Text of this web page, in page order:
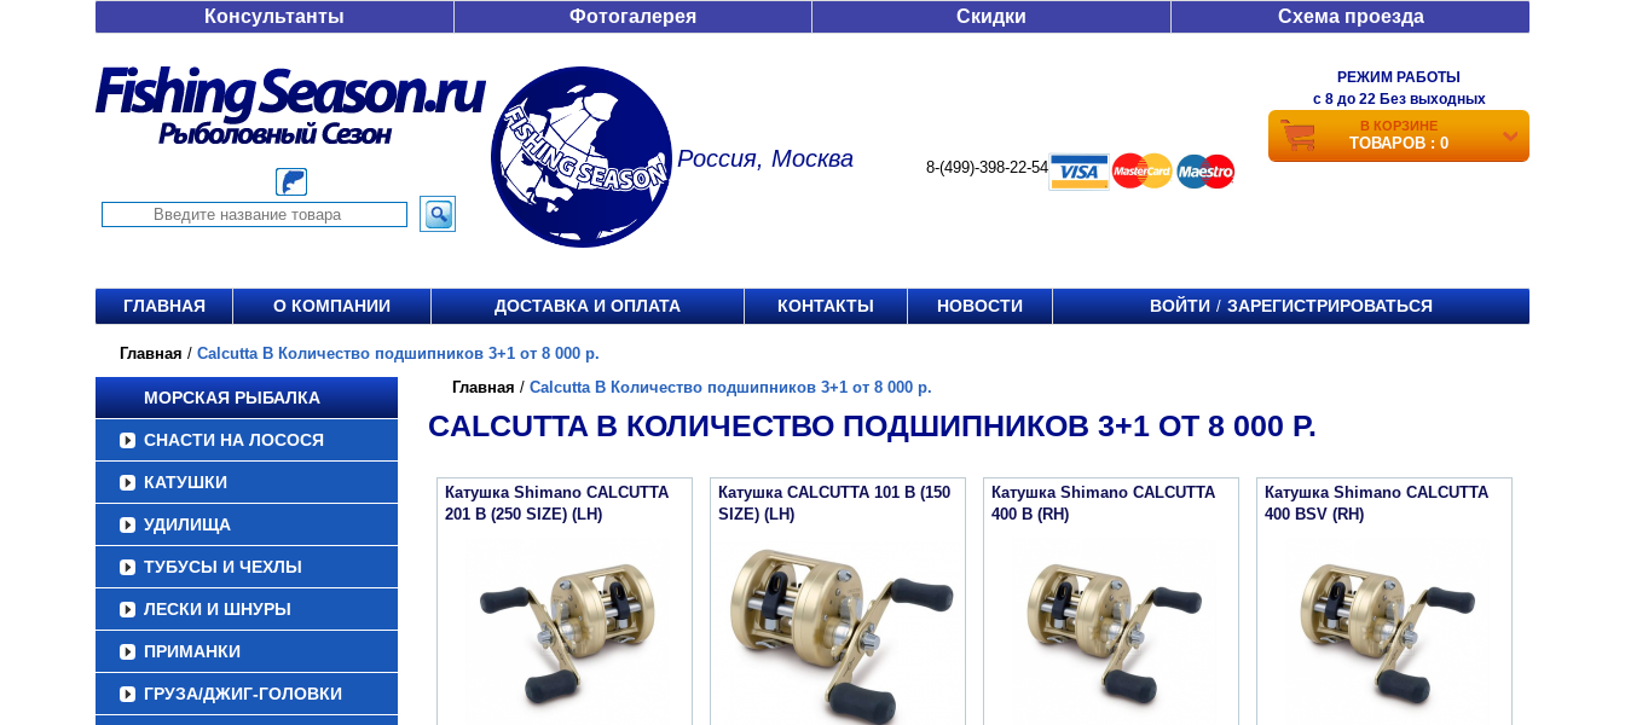
Консультанты Фотогалерея Скидки Схема проезда
Россия, Москва 8-(499)-398-22-54
РЕЖИМ РАБОТЫ
c 8 до 22 Без выходных
В КОРЗИНЕ
ТОВАРОВ : 0
ГЛАВНАЯ О КОМПАНИИ ДОСТАВКА И ОПЛАТА КОНТАКТЫ НОВОСТИ ВОЙТИ / ЗАРЕГИСТРИРОВАТЬСЯ
Главная / Calcutta B Количество подшипников 3+1 от 8 000 р.
МОРСКАЯ РЫБАЛКА
СНАСТИ НА ЛОСОСЯ
КАТУШКИ
УДИЛИЩА
ТУБУСЫ И ЧЕХЛЫ
ЛЕСКИ И ШНУРЫ
ПРИМАНКИ
ГРУЗА/ДЖИГ-ГОЛОВКИ
Главная / Calcutta B Количество подшипников 3+1 от 8 000 р.
CALCUTTA B КОЛИЧЕСТВО ПОДШИПНИКОВ 3+1 ОТ 8 000 Р.
Катушка Shimano CALCUTTA
201 B (250 SIZE) (LH)
Катушка CALCUTTA 101 B (150
SIZE) (LH)
Катушка Shimano CALCUTTA
400 B (RH)
Катушка Shimano CALCUTTA
400 BSV (RH)